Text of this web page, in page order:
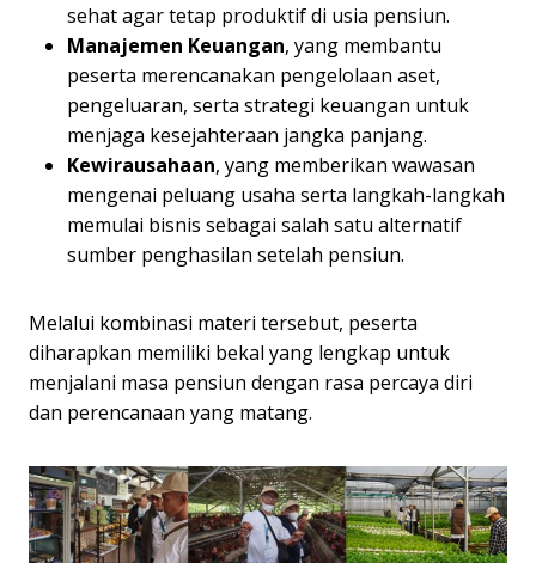
sehat agar tetap produktif di usia pensiun.
Manajemen Keuangan, yang membantu
peserta merencanakan pengelolaan aset,
pengeluaran, serta strategi keuangan untuk
menjaga kesejahteraan jangka panjang.
Kewirausahaan, yang memberikan wawasan
mengenai peluang usaha serta langkah-langkah
memulai bisnis sebagai salah satu alternatif
sumber penghasilan setelah pensiun.
Melalui kombinasi materi tersebut, peserta
diharapkan memiliki bekal yang lengkap untuk
menjalani masa pensiun dengan rasa percaya diri
dan perencanaan yang matang.